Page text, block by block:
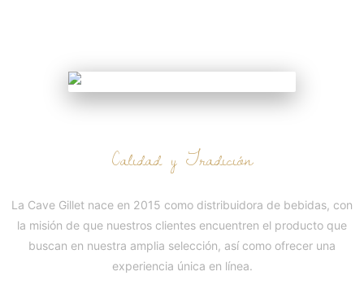
Calidad y Tradición
La Cave Gillet nace en 2015 como distribuidora de bebidas, con
la misión de que nuestros clientes encuentren el producto que
buscan en nuestra amplia selección, así como ofrecer una
experiencia única en línea.